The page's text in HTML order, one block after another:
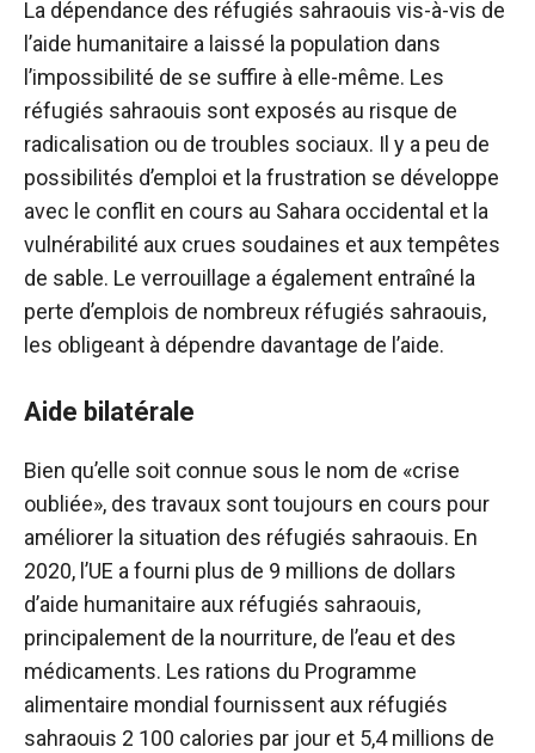
La dépendance des réfugiés sahraouis vis-à-vis de
l’aide humanitaire a laissé la population dans
l’impossibilité de se suffire à elle-même. Les
réfugiés sahraouis sont exposés au risque de
radicalisation ou de troubles sociaux. Il y a peu de
possibilités d’emploi et la frustration se développe
avec le conflit en cours au Sahara occidental et la
vulnérabilité aux crues soudaines et aux tempêtes
de sable. Le verrouillage a également entraîné la
perte d’emplois de nombreux réfugiés sahraouis,
les obligeant à dépendre davantage de l’aide.
Aide bilatérale
Bien qu’elle soit connue sous le nom de «crise
oubliée», des travaux sont toujours en cours pour
améliorer la situation des réfugiés sahraouis. En
2020, l’UE a fourni plus de 9 millions de dollars
d’aide humanitaire aux réfugiés sahraouis,
principalement de la nourriture, de l’eau et des
médicaments. Les rations du Programme
alimentaire mondial fournissent aux réfugiés
sahraouis 2 100 calories par jour et 5,4 millions de